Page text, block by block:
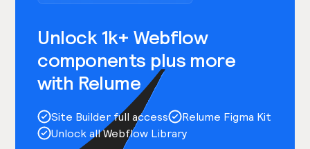
Unlock 1k+ Webflow
components plus more
with Relume
Site Builder full access
Relume Figma Kit
Unlock all Webflow Library